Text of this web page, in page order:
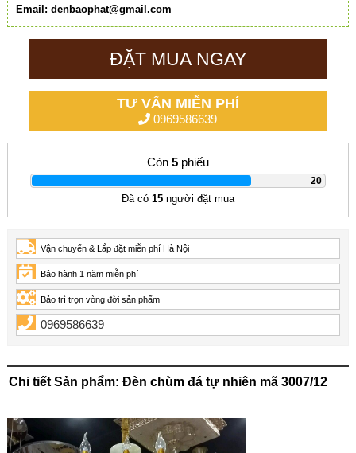
Email: denbaophat@gmail.com
ĐẶT MUA NGAY
TƯ VẤN MIỄN PHÍ
0969586639
Còn 5phiếu
20
|
Đã có 15người đặt mua
Vận chuyển & Lắp đặt miễn phí Hà Nội
Bảo hành 1 năm miễn phí
Bảo trì trọn vòng đời sản phẩm
0969586639
Chi tiết Sản phẩm: Đèn chùm đá tự nhiên mã 3007/12